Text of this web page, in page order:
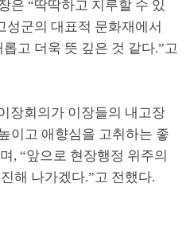
은 “딱딱하고 지루할 수 있
성군의 대표적 문화재에서
고 더욱 뜻 깊은 것 같다.”고
장회의가 이장들의 내고장
이고 애향심을 고취하는 좋
며 , “앞으로 현장행정 위주의
해 나가겠다.”고 전했다.